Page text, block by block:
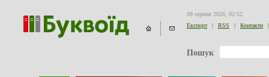
09 серпня 2026, 02:52
Експорт
| RSS | Контакти |
Пошук